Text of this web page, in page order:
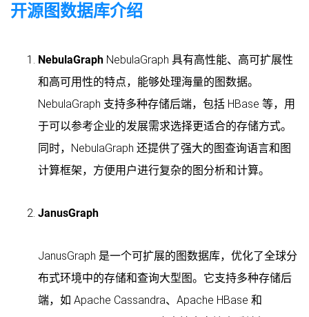
开源图数据库介绍
NebulaGraph NebulaGraph 具有高性能、高可扩展性
和高可用性的特点，能够处理海量的图数据。
NebulaGraph 支持多种存储后端，包括 HBase 等，用
于可以参考企业的发展需求选择更适合的存储方式。
同时，NebulaGraph 还提供了强大的图查询语言和图
计算框架，方便用户进行复杂的图分析和计算。
JanusGraph
JanusGraph 是一个可扩展的图数据库，优化了全球分
布式环境中的存储和查询大型图。它支持多种存储后
端，如 Apache Cassandra、Apache HBase 和